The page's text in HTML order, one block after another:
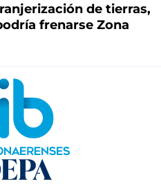
de tierras,
frenarse Zona